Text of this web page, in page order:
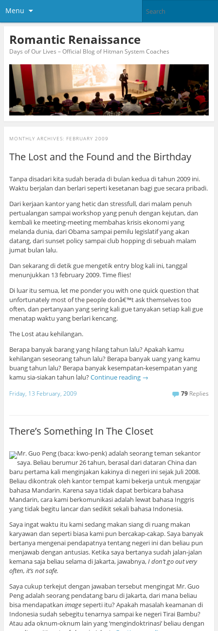
Menu
Romantic Renaissance
Days of Our Lives – Official Blog of Hitman System Coaches
MONTHLY ARCHIVES: FEBRUARY 2009
The Lost and the Found and the Birthday
Tanpa disadari kita sudah berada di bulan kedua di tahun 2009 ini.
Waktu berjalan dan berlari seperti kesetanan bagi gue secara pribadi.
Dari kerjaan kantor yang hetic dan stressfull, dari malam penuh
pertualangan sampai workshop yang penuh dengan kejutan, dan
kembali ke meeting-meeting membahas krisis ekonomi yang
melanda dunia, dari Obama sampai pemilu legislatif yang akan
datang, dari sunset policy sampai club hopping di sebuah malam
jumat bulan lalu.
Dan sekarang di detik gue mengetik entry blog kali ini, tanggal
menunjukkan 13 february 2009. Time flies!
Di luar itu semua, let me ponder you with one quick question that
unfortunately most of the people donâ€™t ask themselves too
often, dan pertanyaan yang sering kali gue tanyakan setiap kali gue
menatap waktu yang berlari kencang.
The Lost atau kehilangan.
Berapa banyak barang yang hilang tahun lalu? Apakah kamu
kehilangan seseorang tahun lalu? Berapa banyak uang yang kamu
buang tahun lalu? Berapa banyak kesempatan-kesempatan yang
kamu sia-siakan tahun lalu?Continue reading →
Friday, 13 February, 2009 79 Replies
There’s Something In The Closet
Mr. Guo Peng (baca: kwo-penk) adalah seorang teman sekantor
saya. Beliau berumur 26 tahun, berasal dari dataran China dan
baru pertama kali menginjakan kakinya di negeri ini sejak Juli 2008.
Beliau dikontrak oleh kantor tempat kami bekerja untuk mengajar
bahasa Mandarin. Karena saya tidak dapat berbicara bahasa
Mandarin, cara kami berkomunikasi adalah lewat bahasa Inggris
yang tidak begitu lancar dan sedikit sekali bahasa Indonesia.
Saya ingat waktu itu kami sedang makan siang di ruang makan
karyawan dan seperti biasa kami pun bercakap-cakap. Saya banyak
bertanya mengenai pendapatnya tentang negeri ini dan beliau pun
menjawab dengan antusias. Ketika saya bertanya sudah jalan-jalan
kemana saja beliau selama di Jakarta, jawabnya,I don’t go out very
often, it’s not safe.
Saya cukup terkejut dengan jawaban tersebut mengingat Mr. Guo
Peng adalah seorang pendatang baru di Jakarta, dari mana beliau
bisa mendapatkan imageseperti itu? Apakah masalah keamanan di
Indonesia sudah sebegitu tenarnya sampai ke negeri Tirai Bambu?
Atau ada oknum-oknum lain yang ‘mengindoktrinasi’ beliau dengan